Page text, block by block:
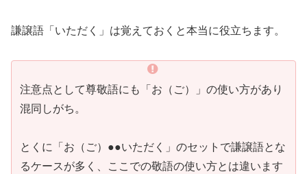
謙譲語「いただく」は覚えておくと本当に役立ちます。
注意点として尊敬語にも「お（ご）」の使い方があり
混同しがち。
とくに「お（ご）●●いただく」のセットで謙譲語とな
るケースが多く、ここでの敬語の使い方とは違います